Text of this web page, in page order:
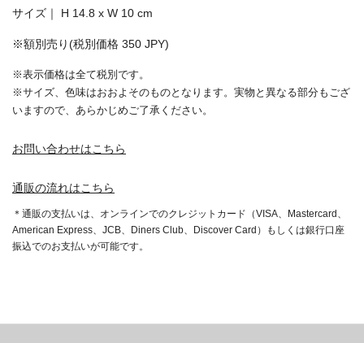
サイズ｜ H 14.8 x W 10 cm
※額別売り(税別価格 350 JPY)
※表示価格は全て税別です。
※サイズ、色味はおおよそのものとなります。実物と異なる部分もござ
いますので、あらかじめご了承ください。
お問い合わせはこちら
通販の流れはこちら
＊通販の支払いは、オンラインでのクレジットカード（VISA、Mastercard、
American Express、JCB、Diners Club、Discover Card）もしくは銀行口座
振込でのお支払いが可能です。